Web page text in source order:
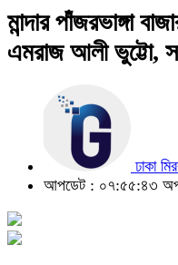
মান্দার পাঁজরভাঙ্গা
এমরাজ আলী ভুট্টো,
ঢাকা
আপডেট : ০৭:৫৫:৪৩